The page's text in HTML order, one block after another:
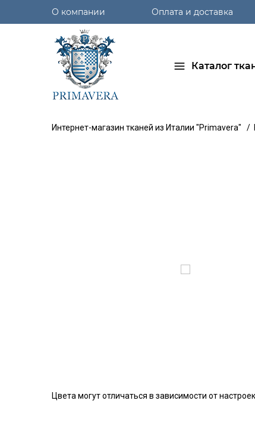
О компании Оплата и доставка
Каталог
Интернет-магазин тканей из Италии "Primavera" /
Цвета могут отличаться в зависимости от